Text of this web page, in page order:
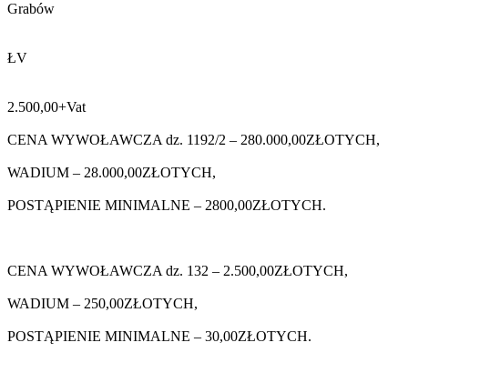
Grabów
ŁV
2.500,00+Vat
CENA WYWOŁAWCZA dz. 1192/2 – 280.000,00ZŁOTYCH,
WADIUM – 28.000,00ZŁOTYCH,
POSTĄPIENIE MINIMALNE – 2800,00ZŁOTYCH.
CENA WYWOŁAWCZA dz. 132 – 2.500,00ZŁOTYCH,
WADIUM – 250,00ZŁOTYCH,
POSTĄPIENIE MINIMALNE – 30,00ZŁOTYCH.